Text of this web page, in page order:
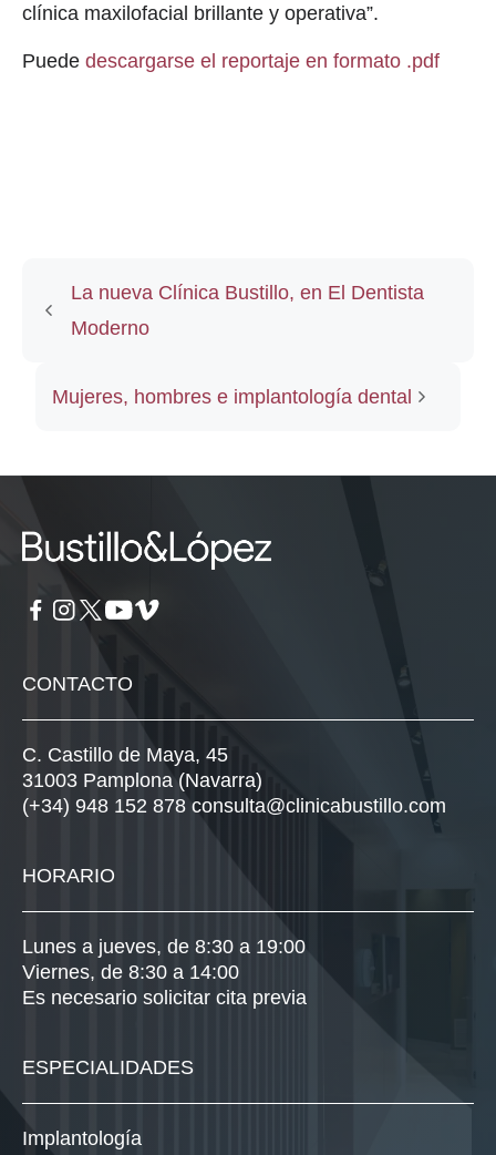
clínica maxilofacial brillante y operativa”.
Puede descargarse el reportaje en formato .pdf
La nueva Clínica Bustillo, en El Dentista
Moderno
Mujeres, hombres e implantología dental
CONTACTO
C. Castillo de Maya, 45
31003 Pamplona (Navarra)
(+34) 948 152 878 consulta@clinicabustillo.com
HORARIO
Lunes a jueves, de 8:30 a 19:00
Viernes, de 8:30 a 14:00
Es necesario solicitar cita previa
ESPECIALIDADES
Implantología